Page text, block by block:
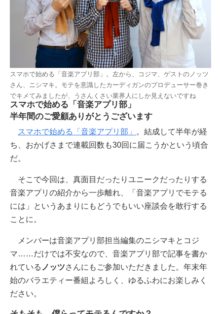
スマホで始める「音楽アプリ部」。左から、コジマ、ゲストのノッツ
さん、ニシマキ。モテを意識したカーディガンのプロデューサー巻き
でキメてみましたが、うさんくさい業界人にしか見えないですね
スマホで始める「音楽アプリ部」
半年間のご愛顧ありがとうございます
スマホで始める「音楽アプリ部」
。結成して半年が経
ち、おかげさまで連載回数も30回に届こうかという頃合
だ。
そこで今回は、真面目だったりユニークだったりする
音楽アプリの紹介から一歩離れ、「音楽アプリでモテる
には」というあまりにもどうでもいい座談会を敢行する
ことに。
メンバーは音楽アプリ部担当編集のニシマキとコジ
マ……だけでは不安なので、音楽アプリ部で記事を書か
れている ノッツさんにもご参加いただきました。年末年
始のバラエティー番組よろしく、ゆるふわにお楽しみく
ださい。